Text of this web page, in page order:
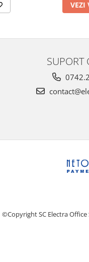
VEZI
SUPORT
©Copyright SC Electra Office